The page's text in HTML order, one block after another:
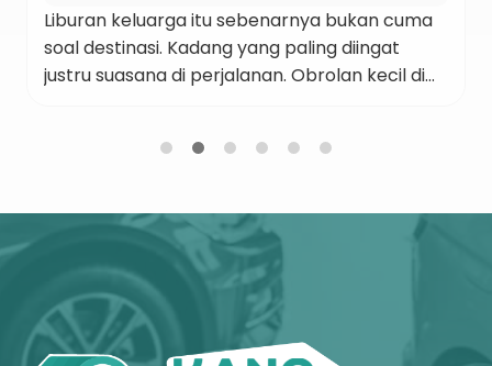
Liburan keluarga itu sebenarnya bukan cuma
soal destinasi. Kadang yang paling diingat
justru suasana di perjalanan. Obrolan kecil di
selama jalan ke Lembang. Dan kalau
hal yang sering jadi tantangan adalah
transportasi. Apalagi kalau datang ramean,
bawa […]